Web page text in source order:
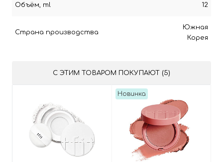
Объём, ml 12
Страна производства
Южная
Корея
С ЭТИМ ТОВАРОМ ПОКУПАЮТ (5)
Новинка